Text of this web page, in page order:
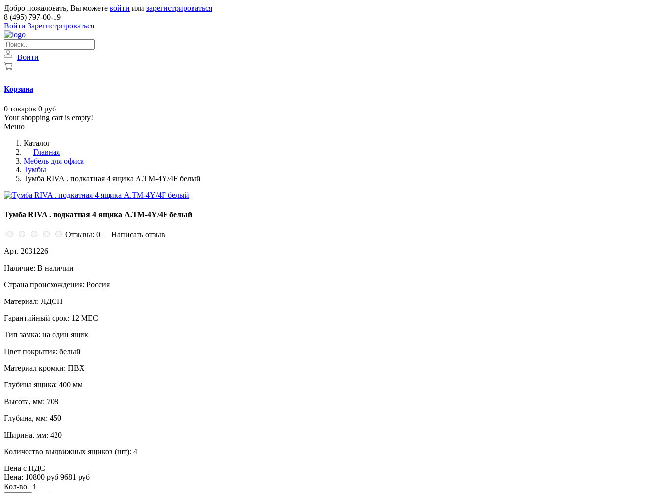
Добро пожаловать, Вы можете войти или зарегистрироваться
8 (495) 797-00-19
Войти Зарегистрироваться
Войти
Корзина
0 товаров 0 руб
Your shopping cart is empty!
Меню
Каталог
Главная
Мебель для офиса
Тумбы
Тумба RIVA . подкатная 4 ящика А.ТМ-4Y/4F белый
Тумба RIVA . подкатная 4 ящика А.ТМ-4Y/4F белый
Отзывы: 0 |
Написать отзыв
Арт. 2031226
Наличие: В наличии
Страна происхождения: Россия
Материал: ЛДСП
Гарантийный срок: 12 МЕС
Тип замка: на один ящик
Цвет покрытия: белый
Материал кромки: ПВХ
Глубина ящика: 400 мм
Высота, мм: 708
Глубина, мм: 450
Ширина, мм: 420
Количество выдвижных ящиков (шт): 4
Цена с НДС
Цена: 10800 руб 9681 руб
Кол-во: